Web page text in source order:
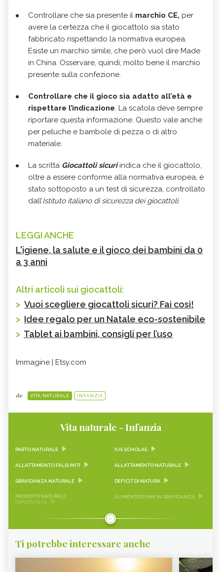
Controllare che sia presente il marchio CE, per
avere la certezza che il giocattolo sia stato
fabbricato rispettando la normativa europea.
Esiste un marchio simile, che però vuol dire Made
in China. Osservare, quindi, molto bene il marchio
presente sulla confezione.
Controllare che il gioco sia adatto all’età e
rispettare l’indicazione. La scatola deve sempre
riportare questa informazione. Questo vale anche
per peluche e bambole di pezza o di altro
materiale.
La scritta Giocattoli sicuriindica che il giocattolo,
oltre a essere conforme alla normativa europea, è
stato sottoposto a un test di sicurezza, controllato
dall’Istituto italiano di sicurezza dei giocattoli.
LEGGI ANCHE
L'igiene, la salute e il gioco dei bambini da 0
a 3 anni
Altri articoli sui giocattoli:
> Vuoi scegliere giocattoli sicuri? Fai così!
> Idee regalo per un Natale eco-sostenibile
> Tablet ai bambini, consigli per l’uso
Immagine | Etsy.com
da: VITA NATURALE INFANZIA
Vita naturale - Infanzia
PARTO NATURALE IUS SCHOLAE
ALLATTAMENTO FALSI MITI ALLATTAMENTO NATURALE
GRAVIDANZA NATURALE DEFICIT DI NATURA
PRODOTTI NATURALI
GRAVIDANZA
ALIMENTAZIONE IN GRAVIDANZA
ALIMENTAZIONE PER
TOXOPLASMOSI GRAVIDANZA
SONNO BAMBINI CRESCITA BAMBINI
STITICHEZZA BAMBINI
Ti potrebbe interessare anche